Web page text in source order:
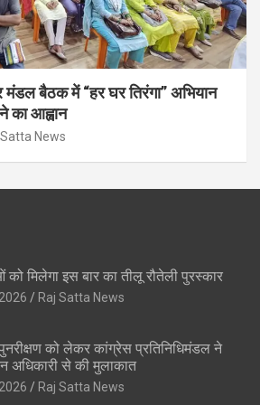
मंडल बैठक में “हर घर तिरंगा” अभियान
का आह्वान
Satta News
को मिलेगा इस बार का तीलू रौतेली पुरस्कार
Raj Satta News
को लेकर कांग्रेस प्रतिनिधिमंडल ने
अधिकारी से की मुलाकात
Raj Satta News